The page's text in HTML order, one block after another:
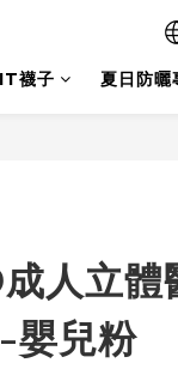
襪子 夏日防曬
成人立體
嬰兒粉